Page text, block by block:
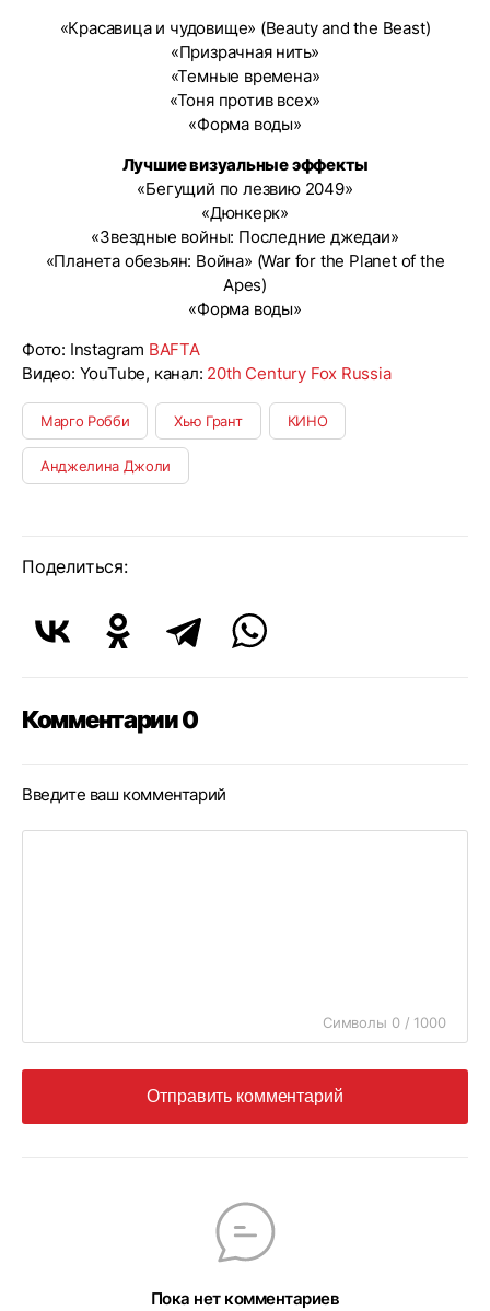
«Красавица и чудовище» (Beauty and the Beast)
«Призрачная нить»
«Темные времена»
«Тоня против всех»
«Форма воды»
Лучшие визуальные эффекты
«Бегущий по лезвию 2049»
«Дюнкерк»
«Звездные войны: Последние джедаи»
«Планета обезьян: Война» (War for the Planet of the
Apes)
«Форма воды»
Фото: Instagram BAFTA
Видео: YouTube, канал: 20th Century Fox Russia
Марго Робби Хью Грант КИНО
Анджелина Джоли
Поделиться:
Комментарии 0
Введите ваш комментарий
Символы 0 / 1000
Отправить комментарий
Пока нет комментариев